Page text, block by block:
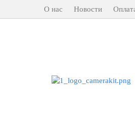
О нас Новости